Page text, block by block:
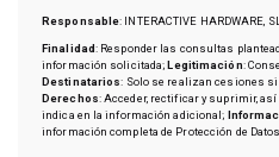
Responsable: INTERACTIVE HARDWARE, SL
Finalidad: Responder las consultas
información solicitada; Legitimación:
Destinatarios: Solo se realizan cesiones
Derechos: Acceder, rectificar y suprimir,
indica en la información adicional;
información completa de Protección de